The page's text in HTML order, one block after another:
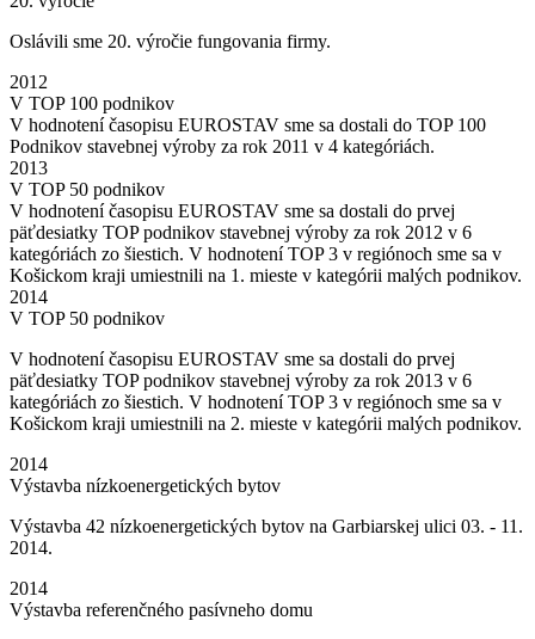
Oslávili sme 20. výročie fungovania firmy.
2012
V TOP 100 podnikov
V hodnotení časopisu EUROSTAV sme sa dostali do TOP 100
Podnikov stavebnej výroby za rok 2011 v 4 kategóriách.
2013
V TOP 50 podnikov
V hodnotení časopisu EUROSTAV sme sa dostali do prvej
päťdesiatky TOP podnikov stavebnej výroby za rok 2012 v 6
kategóriách zo šiestich. V hodnotení TOP 3 v regiónoch sme sa v
Košickom kraji umiestnili na 1. mieste v kategórii malých podnikov.
2014
V TOP 50 podnikov
V hodnotení časopisu EUROSTAV sme sa dostali do prvej
päťdesiatky TOP podnikov stavebnej výroby za rok 2013 v 6
kategóriách zo šiestich. V hodnotení TOP 3 v regiónoch sme sa v
Košickom kraji umiestnili na 2. mieste v kategórii malých podnikov.
2014
Výstavba nízkoenergetických bytov
Výstavba 42 nízkoenergetických bytov na Garbiarskej ulici 03. - 11.
2014.
2014
Výstavba referenčného pasívneho domu